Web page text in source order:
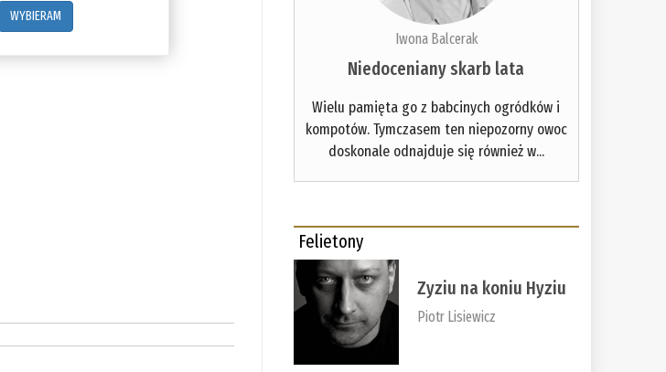
WYBIERAM
Iwona Balcerak
Niedoceniany skarb lata
Wielu pamięta go z babcinych ogródków i
kompotów. Tymczasem ten niepozorny owoc
doskonale odnajduje się również w...
Felietony
Zyziu na koniu Hyziu
Piotr Lisiewicz